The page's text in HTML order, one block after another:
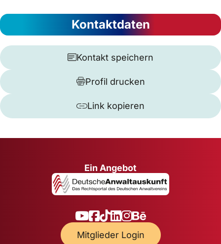
Kontaktdaten
Kontakt speichern
Profil drucken
Link kopieren
Ein Angebot
Mitglieder Login